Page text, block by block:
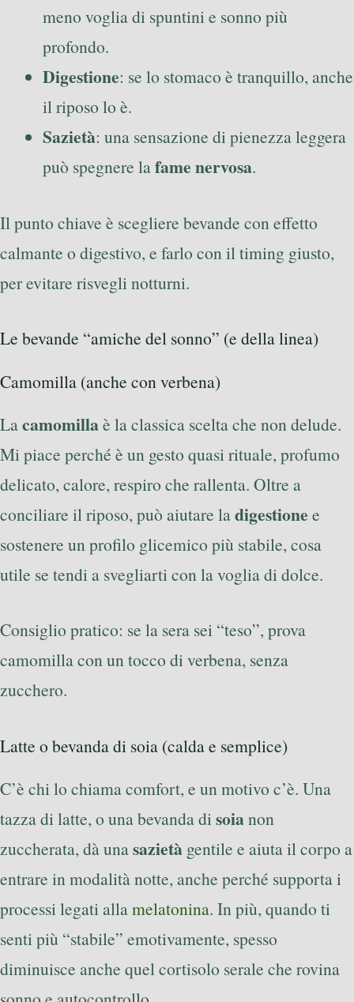
meno voglia di spuntini e sonno più
profondo.
Digestione: se lo stomaco è tranquillo, anche
il riposo lo è.
Sazietà: una sensazione di pienezza leggera
può spegnere lafame nervosa.
Il punto chiave è scegliere bevande con effetto
calmante o digestivo, e farlo con il timing giusto,
per evitare risvegli notturni.
Le bevande “amiche del sonno” (e della linea)
Camomilla (anche con verbena)
Lacamomillaè la classica scelta che non delude.
Mi piace perché è un gesto quasi rituale, profumo
delicato, calore, respiro che rallenta. Oltre a
conciliare il riposo, può aiutare ladigestione e
sostenere un profilo glicemico più stabile, cosa
utile se tendi a svegliarti con la voglia di dolce.
Consiglio pratico: se la sera sei “teso”, prova
camomilla con un tocco di verbena, senza
zucchero.
Latte o bevanda di soia (calda e semplice)
C’è chi lo chiama comfort, e un motivo c’è. Una
tazza di latte, o una bevanda disoianon
zuccherata, dà unasazietà gentile e aiuta il corpo a
entrare in modalità notte, anche perché supporta i
processi legati allamelatonina. In più, quando ti
senti più “stabile” emotivamente, spesso
diminuisce anche quel cortisolo serale che rovina